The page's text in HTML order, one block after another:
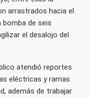
arrastrados hacia el
bomba de seis
el desalojo del
atendió reportes
eléctricas y ramas
además de trabajar